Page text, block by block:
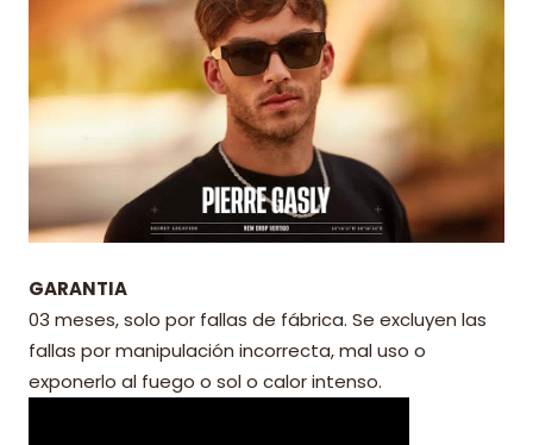
GARANTIA
03 meses, solo por fallas de fábrica. Se excluyen las
fallas por manipulación incorrecta, mal uso o
exponerlo al fuego o sol o calor intenso.